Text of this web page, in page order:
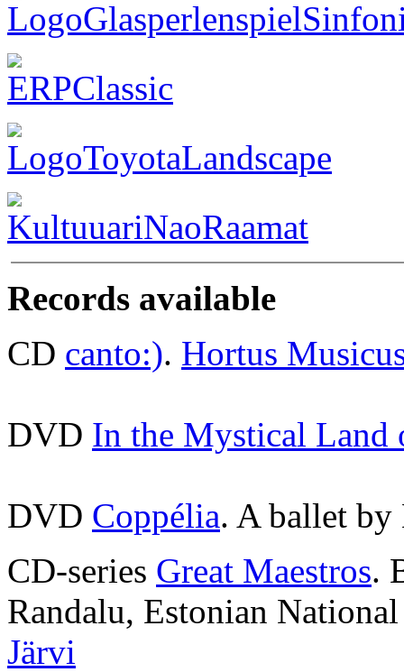
Records available
CD canto:). Hortus
DVD In the Mystical Land
DVD Coppélia. A ballet by
CD-series Great Maestros.
Randalu, Estonian
Järvi